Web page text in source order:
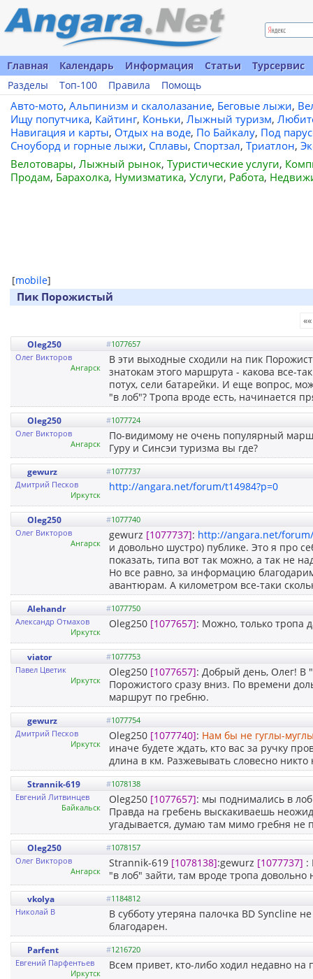
Главная Календарь Информация Статьи
Турсервис
Разделы
Топ-100 Правила Помощь
Авто-мото, Альпинизм и скалолазание, Беговые лыжи,
Ищу попутчика, Кайтинг, Коньки, Лыжный туризм,
Навигация и карты, Отдых на воде, По Байкалу, Под
Сноуборд и горные лыжи, Сплавы, Спортзал, Триатлон,
Велотовары, Лыжный рынок, Туристические услуги,
Продам, Барахолка, Нумизматика, Услуги, Работа,
[mobile]
Пик Порожистый
««
Oleg250 #1077657
Олег Викторов
Ангарск
В эти выходные сходили на пик
знатокам этого маршрута - какова все-
потух, сели батарейки. И еще вопрос,
"в лоб"? Тропа вроде есть, начинается
Oleg250 #1077724
Олег Викторов
Ангарск
По-видимому не очень популярный
Гуру и Синсэи туризма вы где?
gewurz #1077737
Дмитрий Песков
Иркутск
http://angara.net/forum/t14984?p=0
Oleg250 #1077740
Олег Викторов
Ангарск
gewurz [1077737]: http://angara.net/
и довольно шустро) публике. Это я про
показать, типа вот так можно, а так не
Но все равно, за информацию
авантюрам. А километром все-таки
Alehandr #1077750
Александр Отмахов
Иркутск
Oleg250 [1077657]: Можно, только тропа
viator #1077753
Павел Цветик
Иркутск
Oleg250 [1077657]: Добрый день, Олег! В
Порожистого сразу вниз. По времени
маршрут по гребню.
gewurz #1077754
Дмитрий Песков
Иркутск
Oleg250 [1077740]: Нам бы не гуглы-
иначе будете ждать, кто вас за ручку
длина в км. Разжевывать словесно
Strannik-619 #1078138
Евгений Литвинцев
Байкальск
Oleg250 [1077657]: мы поднимались в
Правда на гребень выскакиваешь
угадывается, думаю там мимо гребня не
Oleg250 #1078157
Олег Викторов
Ангарск
Strannik-619 [1078138]:gewurz [1077737] :
"в лоб" зайти, там вроде тропа
vkolya #1184812
Николай В
В субботу утеряна палочка BD Syncline
благодарен.
Parfent #1216720
Евгений Парфентьев
Иркутск
Всем привет, кто-либо ходил недавно